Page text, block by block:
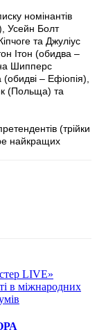
номінантів
Усейн Болт
та Джуліус
Ітон (обидва –
Шипперс
– Ефіопія),
(Польща) та
(трійки
найкращих
LIVE»
в міжнародних